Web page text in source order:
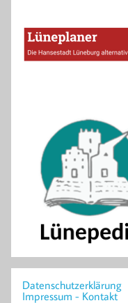
Datenschutzerklärung
Impressum - Kontakt